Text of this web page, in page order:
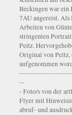
Beckingen war ein
7AU angereist. Als
Arbeiten von
stringenten
Peitz.
Original von Peitz,
aufgenommen
--
- Foto/s von der
Flyer mit
abruf- und